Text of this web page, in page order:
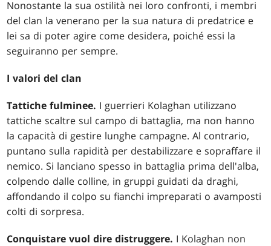
Nonostante la sua ostilità nei loro confronti, i membri
del clan la venerano per la sua natura di predatrice e
lei sa di poter agire come desidera, poiché essi la
seguiranno per sempre.
I valori del clan
Tattiche fulminee. I guerrieri Kolaghan utilizzano
tattiche scaltre sul campo di battaglia, ma non hanno
la capacità di gestire lunghe campagne. Al contrario,
puntano sulla rapidità per destabilizzare e sopraffare il
nemico. Si lanciano spesso in battaglia prima dell'alba,
colpendo dalle colline, in gruppi guidati da draghi,
affondando il colpo su fianchi impreparati o avamposti
colti di sorpresa.
Conquistare vuol dire distruggere. I Kolaghan non